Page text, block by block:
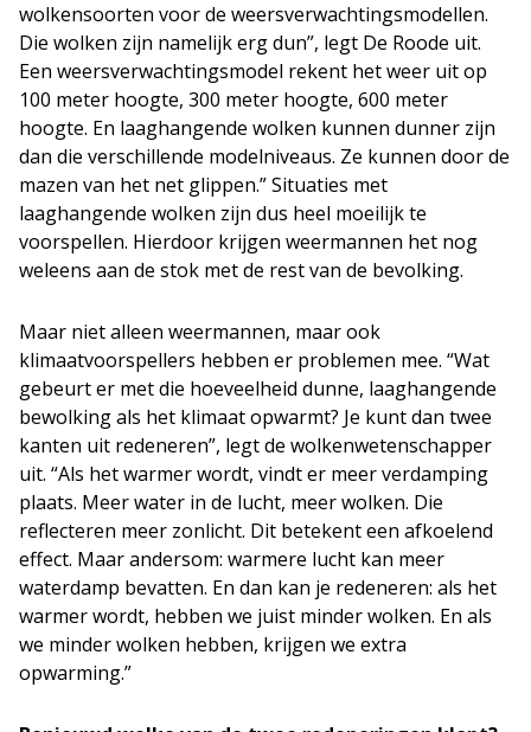
wolkensoorten voor de weersverwachtingsmodellen.
Die wolken zijn namelijk erg dun”, legt De Roode uit.
Een weersverwachtingsmodel rekent het weer uit op
100 meter hoogte, 300 meter hoogte, 600 meter
hoogte. En laaghangende wolken kunnen dunner zijn
dan die verschillende modelniveaus. Ze kunnen door de
mazen van het net glippen.” Situaties met
laaghangende wolken zijn dus heel moeilijk te
voorspellen. Hierdoor krijgen weermannen het nog
weleens aan de stok met de rest van de bevolking.
Maar niet alleen weermannen, maar ook
klimaatvoorspellers hebben er problemen mee. “Wat
gebeurt er met die hoeveelheid dunne, laaghangende
bewolking als het klimaat opwarmt? Je kunt dan twee
kanten uit redeneren”, legt de wolkenwetenschapper
uit. “Als het warmer wordt, vindt er meer verdamping
plaats. Meer water in de lucht, meer wolken. Die
reflecteren meer zonlicht. Dit betekent een afkoelend
effect. Maar andersom: warmere lucht kan meer
waterdamp bevatten. En dan kan je redeneren: als het
warmer wordt, hebben we juist minder wolken. En als
we minder wolken hebben, krijgen we extra
opwarming.”